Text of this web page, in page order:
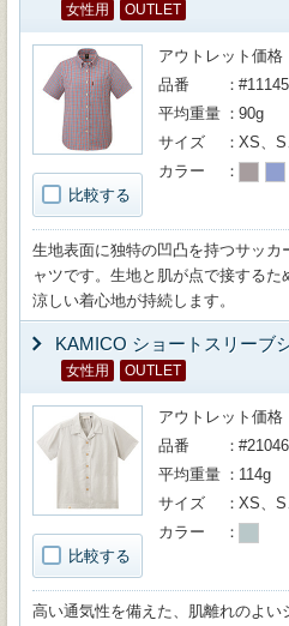
女性用 OUTLET
比較する
アウトレット価格
品番
平均重量
90g
サイズ
XS、S
カラー
生地表面に独特の凹凸を持つサッ
ャツです。生地と肌が点で接する
涼しい着心地が持続します。
KAMICO ショートスリーブ
女性用 OUTLET
比較する
アウトレット価格
品番
平均重量
114g
サイズ
XS、
カラー
高い通気性を備えた、肌離れのよ